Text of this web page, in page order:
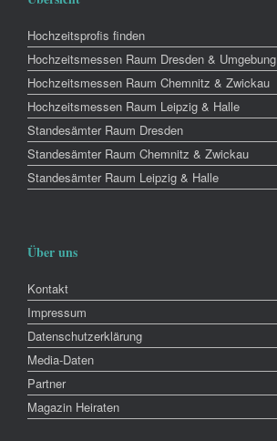
Hochzeitsprofis finden
Hochzeitsmessen Raum Dresden & Umgebung
Hochzeitsmessen Raum Chemnitz & Zwickau
Hochzeitsmessen Raum Leipzig & Halle
Standesämter Raum Dresden
Standesämter Raum Chemnitz & Zwickau
Standesämter Raum Leipzig & Halle
Über uns
Kontakt
Impressum
Datenschutzerklärung
Media-Daten
Partner
Magazin Heiraten